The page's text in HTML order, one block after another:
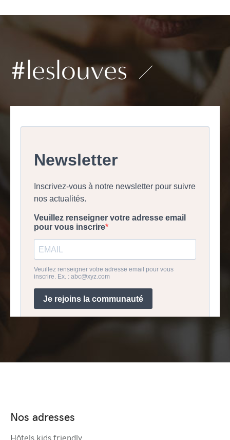
#leslouves
Nos adresses
Hôtels kids friendly